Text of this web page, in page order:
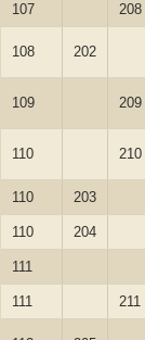
107 208
108 202
109 209
110 210
110 203
110 204
111
111 211